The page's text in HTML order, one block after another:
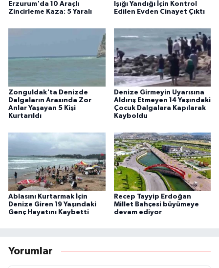
Erzurum'da 10 Araçlı
Zincirleme Kaza: 5 Yaralı
Işığı Yandığı İçin Kontrol
Edilen Evden Cinayet Çıktı
Zonguldak'ta Denizde
Dalgaların Arasında Zor
Anlar Yaşayan 5 Kişi
Kurtarıldı
Denize Girmeyin Uyarısına
Aldırış Etmeyen 14 Yaşındaki
Çocuk Dalgalara Kapılarak
Kayboldu
Ablasını Kurtarmak İçin
Denize Giren 19 Yaşındaki
Genç Hayatını Kaybetti
Recep Tayyip Erdoğan
Millet Bahçesi büyümeye
devam ediyor
Yorumlar